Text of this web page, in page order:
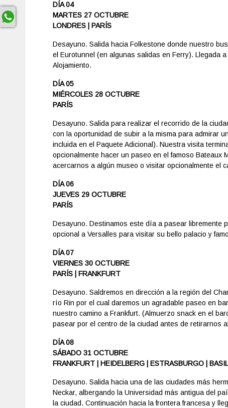
DÍA 04
MARTES 27 OCTUBRE
LONDRES | PARÍS
Desayuno. Salida hacia Folkestone donde nuestro
el Eurotunnel (en algunas salidas en Ferry). Llegada
Alojamiento.
DÍA 05
MIÉRCOLES 28 OCTUBRE
PARÍS
Desayuno. Salida para realizar el recorrido de la
con la oportunidad de subir a la misma para admirar
incluida en el Paquete Adicional). Nuestra visita
opcionalmente hacer un paseo en el famoso Bateaux
acercarnos a algún museo o visitar opcionalmente el
DÍA 06
JUEVES 29 OCTUBRE
PARÍS
Desayuno. Destinamos este día a pasear libremente
opcional a Versalles para visitar su bello palacio y
DÍA 07
VIERNES 30 OCTUBRE
PARÍS | FRANKFURT
Desayuno. Saldremos en dirección a la región del
río Rin por el cual daremos un agradable paseo en
nuestro camino a Frankfurt. (Almuerzo snack en el
pasear por el centro de la ciudad antes de retirarnos
DÍA 08
SÁBADO 31 OCTUBRE
FRANKFURT | HEIDELBERG | ESTRASBURGO |
Desayuno. Salida hacia una de las ciudades más
Neckar, albergando la Universidad más antigua del
la ciudad. Continuación hacia la frontera francesa y